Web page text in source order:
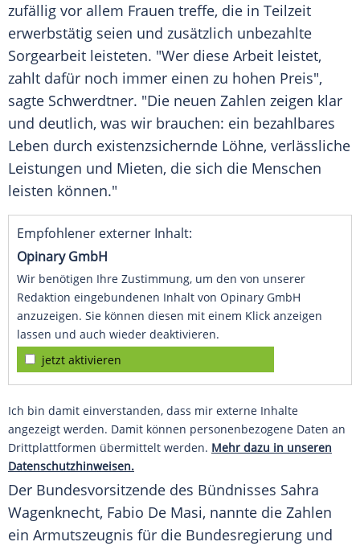
zufällig vor allem Frauen treffe, die in Teilzeit
erwerbstätig seien und zusätzlich unbezahlte
Sorgearbeit leisteten. "Wer diese Arbeit leistet,
zahlt dafür noch immer einen zu hohen Preis",
sagte Schwerdtner. "Die neuen Zahlen zeigen klar
und deutlich, was wir brauchen: ein bezahlbares
Leben durch existenzsichernde Löhne, verlässliche
Leistungen und Mieten, die sich die Menschen
leisten können."
Empfohlener externer Inhalt:
Opinary GmbH
Wir benötigen Ihre Zustimmung, um den von unserer
Redaktion eingebundenen Inhalt von Opinary GmbH
anzuzeigen. Sie können diesen mit einem Klick anzeigen
lassen und auch wieder deaktivieren.
jetzt aktivieren
Ich bin damit einverstanden, dass mir externe Inhalte
angezeigt werden. Damit können personenbezogene Daten an
Drittplattformen übermittelt werden. Mehr dazu in unseren
Datenschutzhinweisen.
Der Bundesvorsitzende des Bündnisses Sahra
Wagenknecht, Fabio De Masi, nannte die Zahlen
ein Armutszeugnis für die Bundesregierung und